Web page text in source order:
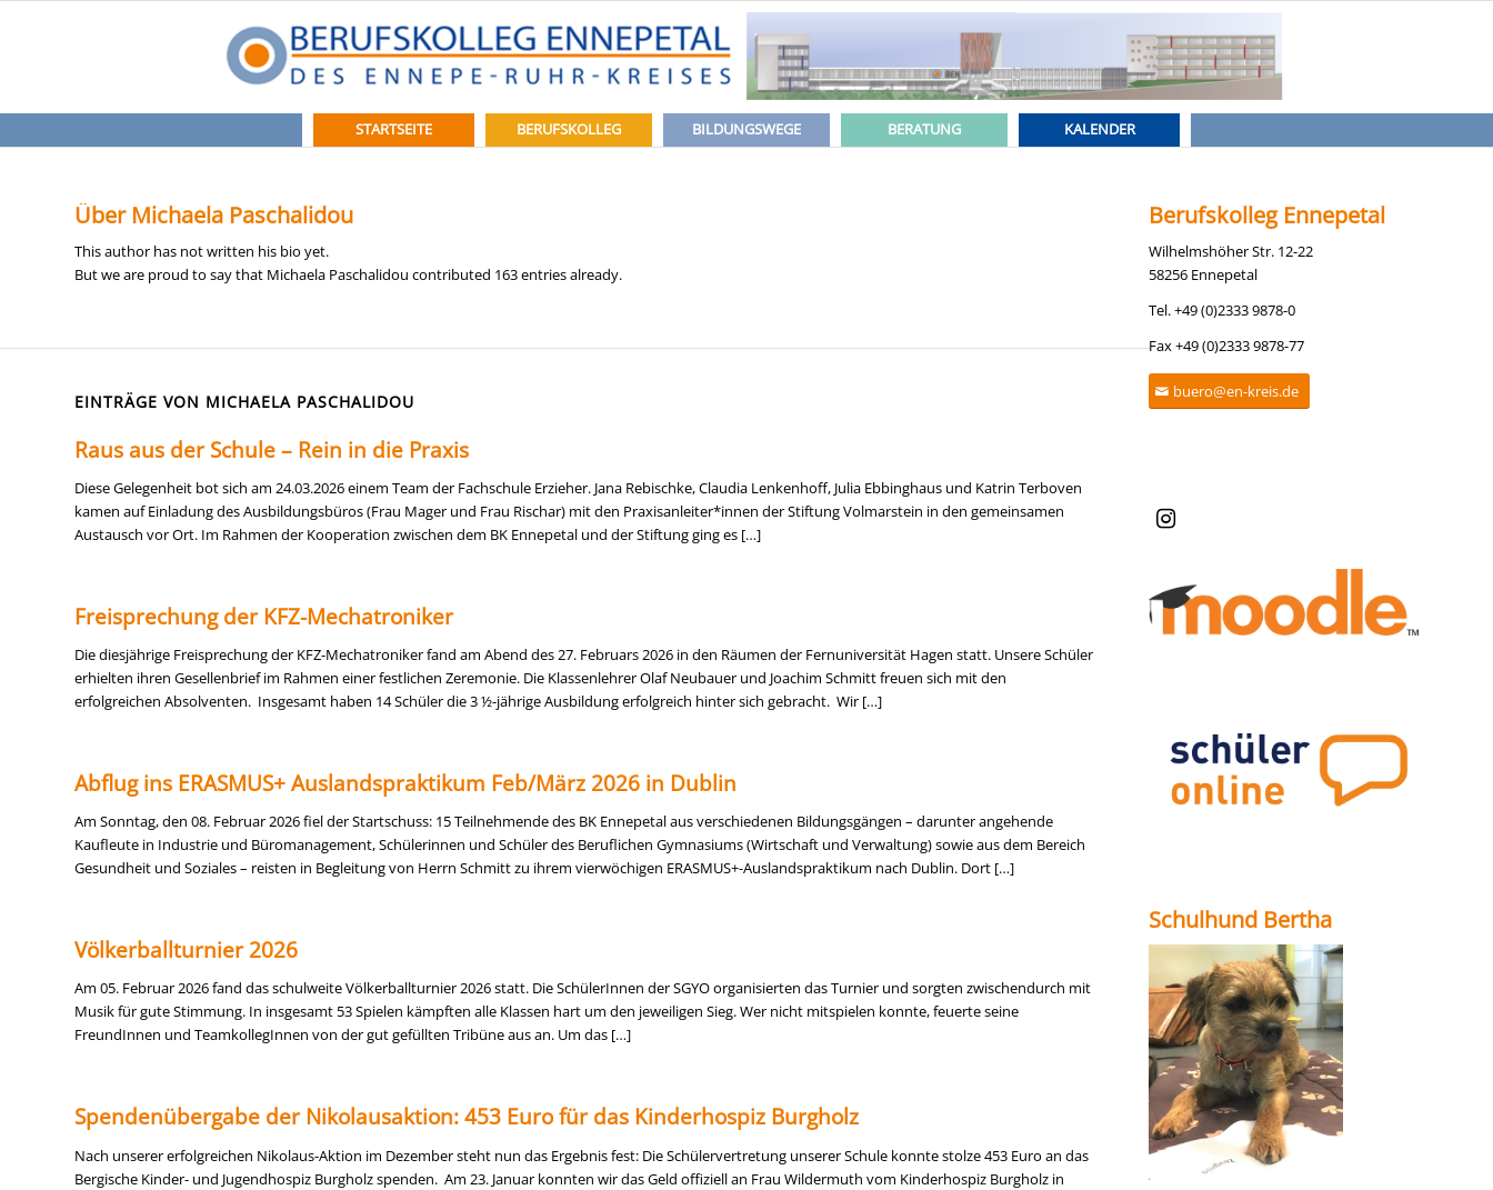
STARTSEITE BERUFSKOLLEG BILDUNGSWEGE BERATUNG KALENDER
Über Michaela Paschalidou
This author has not written his bio yet.
But we are proud to say that Michaela Paschalidou contributed 163 entries already.
EINTRÄGE VON MICHAELA PASCHALIDOU
Raus aus der Schule – Rein in die Praxis
Diese Gelegenheit bot sich am 24.03.2026 einem Team der Fachschule Erzieher. Jana Rebischke, Claudia Lenkenhoff, Julia Ebbinghaus und Katrin Terboven
kamen auf Einladung des Ausbildungsbüros (Frau Mager und Frau Rischar) mit den Praxisanleiter*innen der Stiftung Volmarstein in den gemeinsamen
Austausch vor Ort. Im Rahmen der Kooperation zwischen dem BK Ennepetal und der Stiftung ging es […]
Freisprechung der KFZ-Mechatroniker
Die diesjährige Freisprechung der KFZ-Mechatroniker fand am Abend des 27. Februars 2026 in den Räumen der Fernuniversität Hagen statt. Unsere Schüler
erhielten ihren Gesellenbrief im Rahmen einer festlichen Zeremonie. Die Klassenlehrer Olaf Neubauer und Joachim Schmitt freuen sich mit den
erfolgreichen Absolventen. Insgesamt haben 14 Schüler die 3 ½-jährige Ausbildung erfolgreich hinter sich gebracht. Wir […]
Abflug ins ERASMUS+ Auslandspraktikum Feb/März 2026 in Dublin
Am Sonntag, den 08. Februar 2026 fiel der Startschuss: 15 Teilnehmende des BK Ennepetal aus verschiedenen Bildungsgängen – darunter angehende
Kaufleute in Industrie und Büromanagement, Schülerinnen und Schüler des Beruflichen Gymnasiums (Wirtschaft und Verwaltung) sowie aus dem Bereich
Gesundheit und Soziales – reisten in Begleitung von Herrn Schmitt zu ihrem vierwöchigen ERASMUS+-Auslandspraktikum nach Dublin. Dort […]
Völkerballturnier 2026
Am 05. Februar 2026 fand das schulweite Völkerballturnier 2026 statt. Die SchülerInnen der SGYO organisierten das Turnier und sorgten zwischendurch mit
Musik für gute Stimmung. In insgesamt 53 Spielen kämpften alle Klassen hart um den jeweiligen Sieg. Wer nicht mitspielen konnte, feuerte seine
FreundInnen und TeamkollegInnen von der gut gefüllten Tribüne aus an. Um das […]
Spendenübergabe der Nikolausaktion: 453 Euro für das Kinderhospiz Burgholz
Nach unserer erfolgreichen Nikolaus-Aktion im Dezember steht nun das Ergebnis fest: Die Schülervertretung unserer Schule konnte stolze 453 Euro an das
Bergische Kinder- und Jugendhospiz Burgholz spenden. Am 23. Januar konnten wir das Geld offiziell an Frau Wildermuth vom Kinderhospiz Burgholz in
Berufskolleg Ennepetal
Wilhelmshöher Str. 12-22
58256 Ennepetal
Tel. +49 (0)2333 9878-0
Fax +49 (0)2333 9878-77
buero@en-kreis.de
Schulhund Bertha